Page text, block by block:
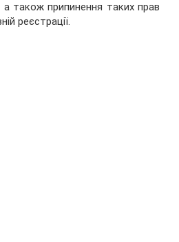
також припинення таких прав
реєстрації.